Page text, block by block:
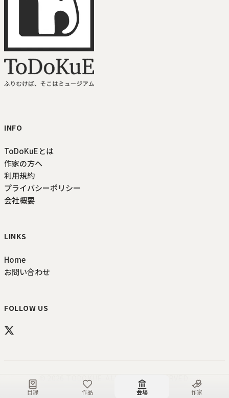
目録 作品 会場 作家
INFO
ToDoKuEとは
作家の方へ
利用規約
プライバシーポリシー
会社概要
LINKS
Home
お問い合わせ
FOLLOW US
TODOKUE . ALL RIGHTS RESERVED.